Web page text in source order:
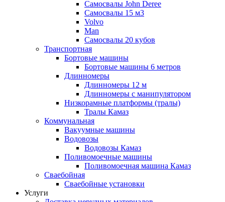
Самосвалы John Deree
Самосвалы 15 м3
Volvo
Man
Самосвалы 20 кубов
Транспортная
Бортовые машины
Бортовые машины 6 метров
Длинномеры
Длинномеры 12 м
Длинномеры с манипулятором
Низкорамные платформы (тралы)
Тралы Камаз
Коммунальная
Вакуумные машины
Водовозы
Водовозы Камаз
Поливомоечные машины
Поливомоечная машина Камаз
Сваебойная
Сваебойные установки
Услуги